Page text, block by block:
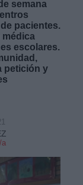
semana
pacientes.
médica
escolares.
petición y
a